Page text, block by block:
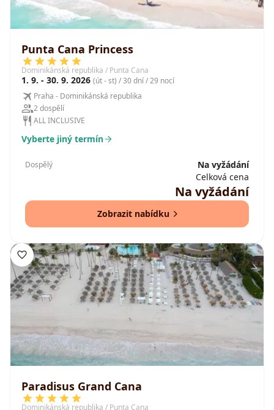
Punta Cana Princess
Dominikánská republika / Punta Cana
1. 9. - 30. 9. 2026 (út - st) / 30 dní / 29 nocí
Praha - Dominikánská republika
2 dospělí
ALL INCLUSIVE
Vyberte jiný termín
Dospělý
Na vyžádání
Celková cena
Na vyžádání
Zobrazit nabídku
Paradisus Grand Cana
Dominikánská republika / Punta Cana